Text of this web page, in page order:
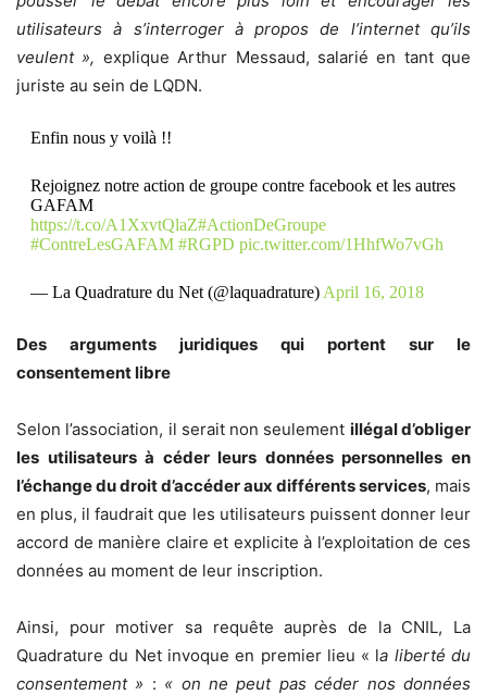
utilisateurs à s’interroger à propos de l’internet qu’ils
veulent », explique Arthur Messaud, salarié en tant que
juriste au sein de LQDN.
Enfin nous y voilà !!
Rejoignez notre action de groupe contre facebook et les autres
GAFAM
https://t.co/A1XxvtQlaZ#ActionDeGroupe
#ContreLesGAFAM #RGPD pic.twitter.com/1HhfWo7vGh
— La Quadrature du Net (@laquadrature) April 16, 2018
Des arguments juridiques qui portent sur le
consentement libre
Selon l’association, il serait non seulement illégal d’obliger
les utilisateurs à céder leurs données personnelles en
l’échange du droit d’accéder aux différents services, mais
en plus, il faudrait que les utilisateurs puissent donner leur
accord de manière claire et explicite à l’exploitation de ces
données au moment de leur inscription.
Ainsi, pour motiver sa requête auprès de la CNIL, La
Quadrature du Net invoque en premier lieu « la liberté du
consentement » : « on ne peut pas céder nos données